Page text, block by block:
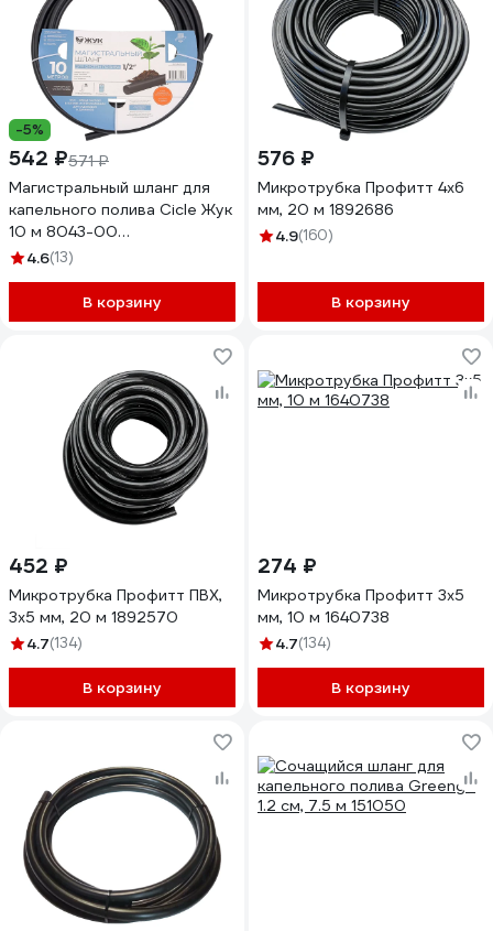
-5%
542 ₽571 ₽
Магистральный шланг для
капельного полива Cicle Жук
10 м 8043-00
4630035338043
4.6(13)
В корзину
576 ₽
Микротрубка Профитт 4x6
мм, 20 м 1892686
4.9(160)
В корзину
452 ₽
Микротрубка Профитт ПВХ,
3x5 мм, 20 м 1892570
4.7(134)
В корзину
274 ₽
Микротрубка Профитт 3x5
мм, 10 м 1640738
4.7(134)
В корзину